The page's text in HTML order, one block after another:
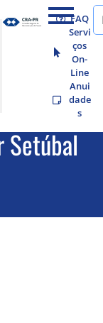
FAQ
Servi
ços
On-
Line
Anui
dade
s
Setúbal